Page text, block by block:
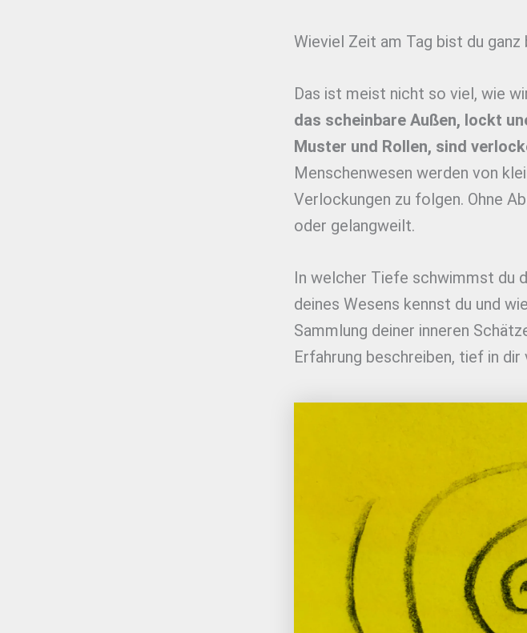
Wieviel Zeit am Tag bist du ganz
Das ist meist nicht so viel, wie
das scheinbare Außen, lockt
Muster und Rollen, sind
Menschenwesen werden von
Verlockungen zu folgen. Ohne
oder gelangweilt.
In welcher Tiefe schwimmst du
deines Wesens kennst du und
Sammlung deiner inneren
Erfahrung beschreiben, tief in dir